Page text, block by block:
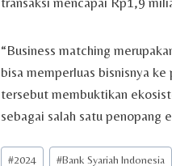
“Business matching
bisa memperluas bisnisnya
tersebut membuktikan
sebagai salah satu penopang
Post
#2024 #Bank Syariah Indonesia